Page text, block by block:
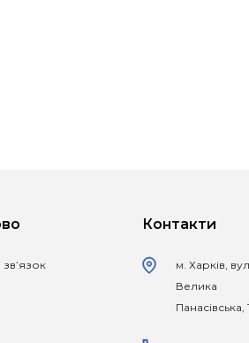
Контакти
м. Харків,
Велика
Панасівська,